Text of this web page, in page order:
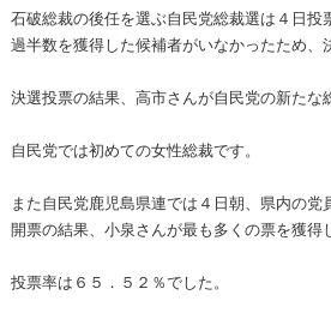
石破総裁の後任を選ぶ自民党総裁選は４日投
過半数を獲得した候補者がいなかったため、
決選投票の結果、高市さんが自民党の新たな
自民党では初めての女性総裁です。
また自民党鹿児島県連では４日朝、県内の党
開票の結果、小泉さんが最も多くの票を獲得
投票率は６５．５２％でした。